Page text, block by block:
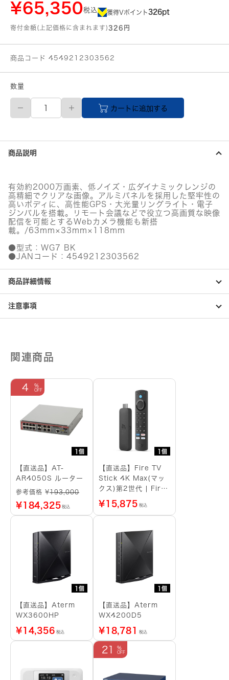
¥65,350税込 獲得Vポイント326pt
寄付金額(上記価格に含まれます) 326円
商品コード 4549212303562
数量
【直
品】
水
デ
ジ
カ
メ
ラ
WG-
7
（ブ
ッ
ク）
KIT
JP
個
カートに追加する
商品説明
有効約2000万画素、低ノイズ・広ダイナミックレンジの
高精細でクリアな画像。アルミパネルを採用した堅牢性の
高いボディに、高性能GPS・大光量リングライト・電子
ジンバルを搭載。リモート会議などで役立つ高画質な映像
配信を可能とするWebカメラ機能も新搭
載。/63mm×33mm×118mm
●型式：WG7 BK
●JANコード：4549212303562
商品詳細情報
注意事項
関連商品
1個
4
【直送品】AT-
AR4050S ルーター
参考価格 ¥193,000
¥184,325 税込
1個
【直送品】Fire TV
Stick 4K Max(マッ
クス)第2世代 | Fire
TV Stick史上最もパ
ワフル | ストリーミ
¥15,875 税込
1個
【直送品】Aterm
WX3600HP
¥14,356 税込
1個
【直送品】Aterm
WX4200D5
¥18,781 税込
21